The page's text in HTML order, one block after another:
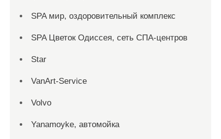
SPA мир, оздоровительный комплекс
SPA Цветок Одиссея, сеть СПА-центров
Star
VanArt-Service
Volvo
Yanamoyke, автомойка